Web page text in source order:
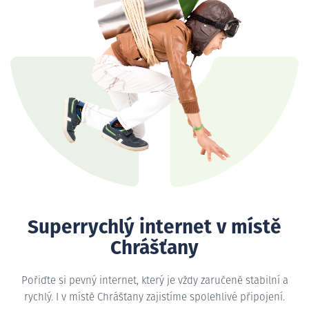
Superrychlý internet v místě
Chrášťany
Pořiďte si pevný internet, který je vždy zaručeně stabilní a
rychlý. I v místě Chrášťany zajistíme spolehlivé připojení.